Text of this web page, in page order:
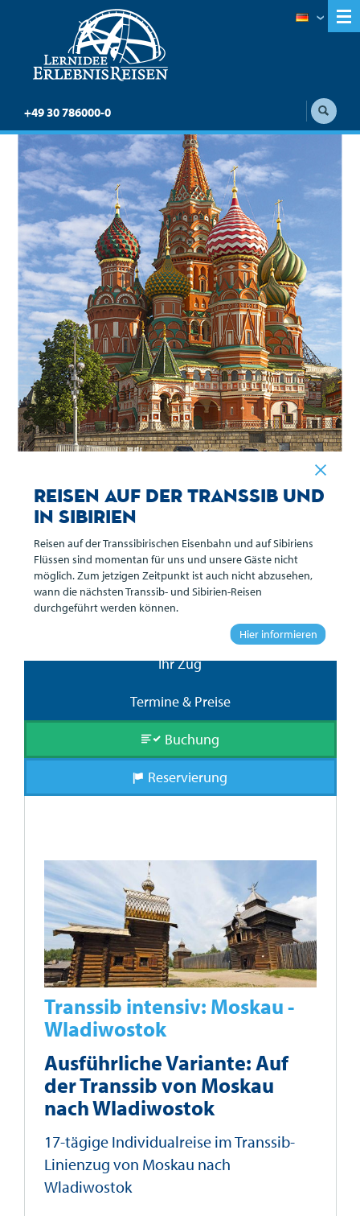
+49 30 786000-0
Transsib intensiv:
Moskau - Wladiwostok
Ausführliche Variante: Auf der Transsib von
Moskau nach Wladiwostok
Übersicht
Reiseverlauf
Ihr Zug
Termine & Preise
Buchung
Reservierung
Transsib intensiv: Moskau -
Wladiwostok
Ausführliche Variante: Auf
der Transsib von Moskau
nach Wladiwostok
17-tägige Individualreise im Transsib-
Linienzug von Moskau nach
Wladiwostok
Reisen auf der Transsib und
in Sibirien
Reisen auf der Transsibirischen Eisenbahn und auf Sibiriens
Flüssen sind momentan für uns und unsere Gäste nicht
möglich. Zum jetzigen Zeitpunkt ist auch nicht abzusehen,
wann die nächsten Transsib- und Sibirien-Reisen
durchgeführt werden können.
Hier informieren